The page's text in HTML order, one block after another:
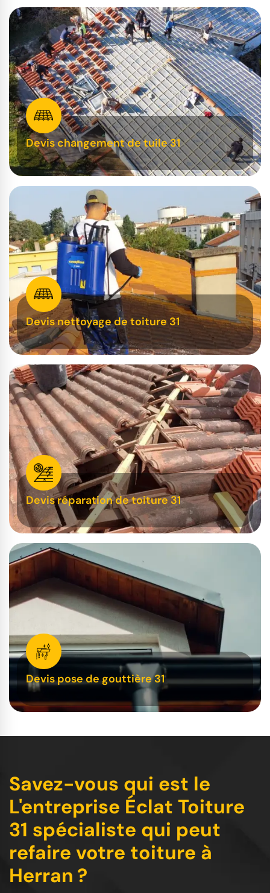
Devis changement de tuile 31
Devis nettoyage de toiture 31
Devis réparation de toiture 31
Devis pose de gouttière 31
Savez-vous qui est le
L'entreprise Éclat Toiture
31 spécialiste qui peut
refaire votre toiture à
Herran ?